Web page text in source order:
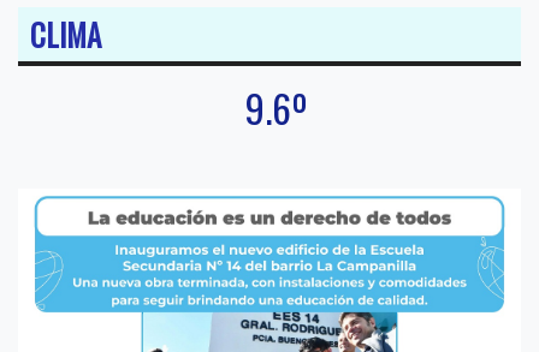
CLIMA
9.6º